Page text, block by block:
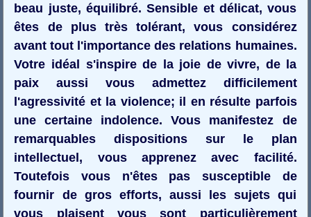
beau juste, équilibré. Sensible et délicat, vous
êtes de plus très tolérant, vous considérez
avant tout l'importance des relations humaines.
Votre idéal s'inspire de la joie de vivre, de la
paix aussi vous admettez difficilement
l'agressivité et la violence; il en résulte parfois
une certaine indolence. Vous manifestez de
remarquables dispositions sur le plan
intellectuel, vous apprenez avec facilité.
Toutefois vous n'êtes pas susceptible de
fournir de gros efforts, aussi les sujets qui
vous plaisent vous sont particulièrement